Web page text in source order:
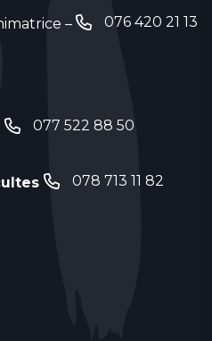
– 076 420 21 13
077 522 88 50
078 713 11 82